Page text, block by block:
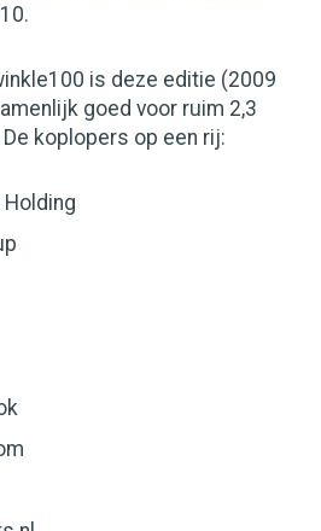
is deze editie (2009
goed voor ruim 2,3
koplopers op een rij:
Holding